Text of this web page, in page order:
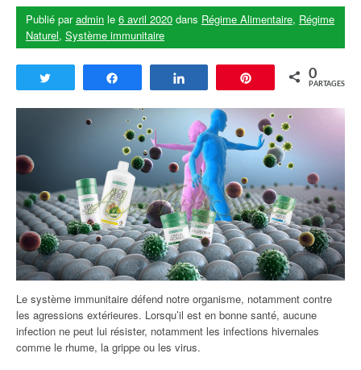
Publié paradmin le 6 avril 2020 dans Régime Alimentaire, Régime
Naturel, Système immunitaire
Enregistrer
0
PARTAGES
Le système immunitaire défend notre organisme, notamment contre
les agressions extérieures. Lorsqu’il est en bonne santé, aucune
infection ne peut lui résister, notamment les infections hivernales
comme le rhume, la grippe ou les virus.